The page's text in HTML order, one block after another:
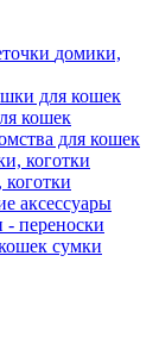
домики,
для кошек
кошек
для кошек
аксессуары
- переноски
сумки